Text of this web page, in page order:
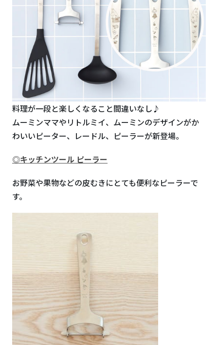
料理が一段と楽しくなること間違いなし♪
ムーミンママやリトルミイ、ムーミンのデザインがか
わいいピーター、レードル、ピーラーが新登場。
◎キッチンツール ピーラー
お野菜や果物などの皮むきにとても便利なピーラーで
す。